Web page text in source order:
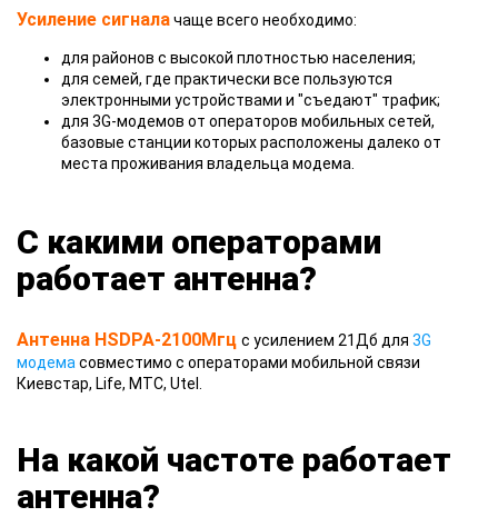
Усиление сигналачаще всего необходимо:
для районов с высокой плотностью населения;
для семей, где практически все пользуются
электронными устройствами и "съедают" трафик;
для 3G-модемов от операторов мобильных сетей,
базовые станции которых расположены далеко от
места проживания владельца модема.
С какими операторами
работает антенна?
Антенна HSDPA-2100Мгц с усилением 21Дб для 3G
модема совместимо с операторами мобильной связи
Киевстар, Life, MTC, Utel.
На какой частоте работает
антенна?